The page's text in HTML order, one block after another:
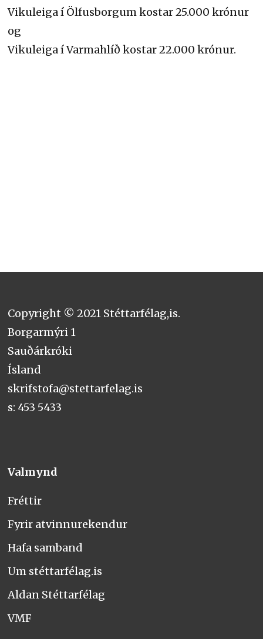
Vikuleiga í Ölfusborgum kostar 25.000 krónur
og
Vikuleiga í Varmahlíð kostar 22.000 krónur.
Copyright © 2021 Stéttarfélag,is.
Borgarmýri 1
Sauðárkróki
Ísland
skrifstofa@stettarfelag.is
s: 453 5433
Valmynd
Fréttir
Fyrir atvinnurekendur
Hafa samband
Um stéttarfélag.is
Aldan Stéttarfélag
VMF